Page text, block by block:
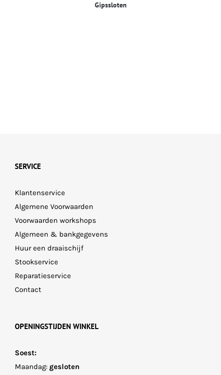
Gipssloten
SERVICE
Klantenservice
Algemene Voorwaarden
Voorwaarden workshops
Algemeen & bankgegevens
Huur een draaischijf
Stookservice
Reparatieservice
Contact
OPENINGSTIJDEN WINKEL
Soest:
Maandag: gesloten